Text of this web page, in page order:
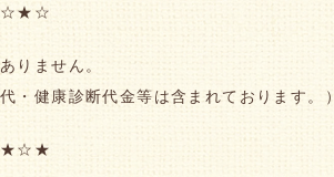
りません。
・健康診断代金等は含まれております。）